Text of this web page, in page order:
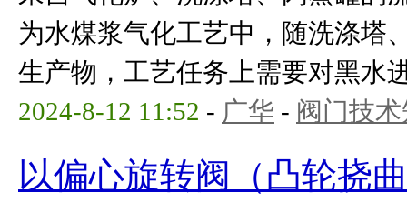
为水煤浆气化工艺中，随洗涤塔
生产物，工艺任务上需要对黑水
2024-8-12 11:52 - 广华 - 阀门技
以偏心旋转阀（凸轮挠